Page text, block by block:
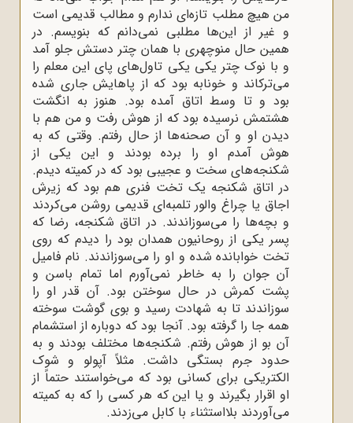
من هیچ مطلب تازه‌ای ندارم و مطالب قدیمی است
و غیر از این‌ها مطلبی نمی‌دانم که بنویسم. در
همین حال منوچهری با همان چتر دستش جلو آمد
و با نوک چتر یکی یکی تاول‌های پای این معلم را
می‌ترکاند و خونابه بود که از پاهایش جاری شده
بود و تا وسط اتاق آمده بود. هنوز به انگشت
هشتمش نرسیده بود که از هوش رفت و من هم با
دیدن او و آن صحنه‌ها از حال رفتم. وقتی که به
هوش آمدم او را برده بودند و این یکی از
شکنجه‌های سخت و عجیبی بود که در کمیته دیدم.
در اتاق شکنجه یک تخت فنری هم بود که زیرش
اجاق یا چراغ والور تلمبه‌ای قدیمی روشن می‌کردند
و بچه‌ها را می‌سوزاندند. در اتاق شکنجه، رضا که
پسر یکی از روحانیون همدان بود را دیدم که روی
تخت خوابانده شده و او را می‌سوزاندند. نام فامیل
آن جوان را به خاطر نمی‌آورم اما تمام باسن و
پشت کمرش در حال سوختن بود. آن قدر او را
سوزاندند تا به شهادت رسید و بوی گوشت سوخته
همه جا را گرفته بود. آنجا بود که دوباره از استشمام
آن بو از هوش رفتم. شکنجه‌ها مختلف بودند و به
حدود جرم بستگی داشت. مثلاً آپولو و شوک
الکتریکی برای کسانی بود که می‌خواستند حتماً از
او اقرار بگیرند و یا این که هر کسی را که به کمیته
می‌آوردند بلااستثناء با کابل می‌زدند.